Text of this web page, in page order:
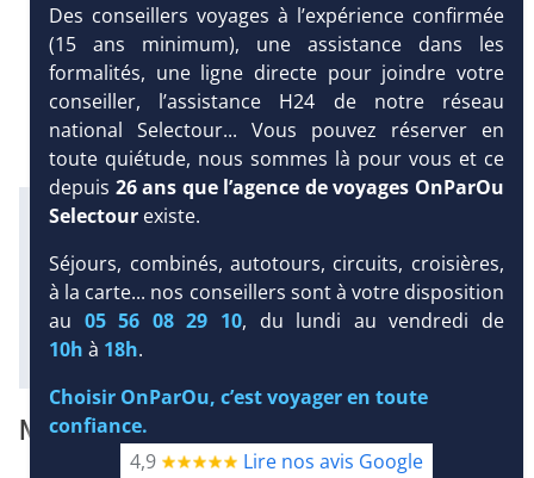
DEVIS /
RÉSERVATION
Infos météo :
Équipement :
113
Tx :29 % Tx :27 %
NOTRE AVIS
Des conseillers voyages à l’expérience confirmée
(15 ans minimum), une assistance dans les
formalités, une ligne directe pour joindre votre
conseiller, l’assistance H24 de notre réseau
national Selectour... Vous pouvez réserver en
toute quiétude, nous sommes là pour vous et ce
depuis 26 ans que l’agence de voyages OnParOu
Selectour existe.
Séjours, combinés, autotours, circuits, croisières,
à la carte... nos conseillers sont à votre disposition
au 05 56 08 29 10, du lundi au vendredi de
10h à 18h.
Choisir OnParOu, c’est voyager en toute
confiance.
4,9
Lire nos avis Google